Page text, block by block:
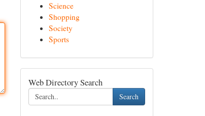
Science
Shopping
Society
Sports
Web Directory Search
Search